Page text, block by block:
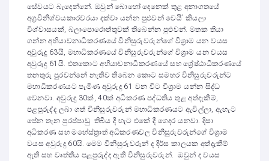
සේවයට බැදෙන්නේ. ඔවුන් බොහෝ දෙනෙක් තුළ අනාගතයේ
අග්‍රවිනිශ්චයකාරවරයා දක්වා යන්න පුළුවන් වෙයි’ කියලා
විශ්වාසයක්, බලාපොරොත්තුවක් තිබෙන්න පුළුවන්. මතක තියා
ගන්න අභියාචනාධිකරණයේ විනිසුරුවරුන්ගේ විශ්‍රාම යන වයස
අවුරුදු 63යි, මහාධිකරණයේ විනිසුරුවරුන්ගේ විශ්‍රාම යන වයස
අවුරුදු 61යි. එතකොට අභියාචනාධිකරණයේ සහ ශ්‍රේෂ්ඨාධිකරණයේ
තනතුරු පුරවන්නේ නැතිව තිබෙන කොට සමහර විනිසුරුවරුන්ට
මහාධිකරණයට පැමිණ අවුරුදු 61 වන විට විශ්‍රාම යන්න සිද්ධ
වෙනවා. අවුරුදු 30ක්, 40ක් අධිකරණ පද්ධතිය තුළ අත්දැකීම්,
පළපුරුද්ද ලබා ගත් විනිසුරුවරුන් මහාධිකරණයට ඇවිල්ලා, ඇහැට
පේන තැන පුරප්පාඩු තිබිය දී හැට එකේ දී ගෙදර යනවා. දිසා
අධිකරණ සහ මහේස්ත්‍රාත් අධිකරණවල විනිසුරුවරුන්ගේ විශ්‍රාම
වයස අවුරුදු 60යි. මෙම විනිසුරුවරුන් ද දීර්ඝ කාලයක අත්දැකීම්
ඇති සහ වෘත්තීය පළපුරුද්ද ඇති විනිසුරුවරුන්. ඔවුන් ද වයස